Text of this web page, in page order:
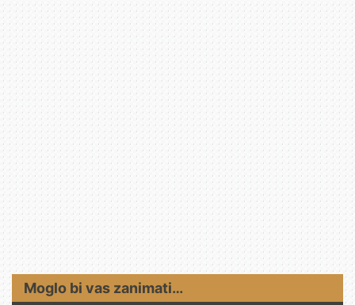
Moglo bi vas zanimati…